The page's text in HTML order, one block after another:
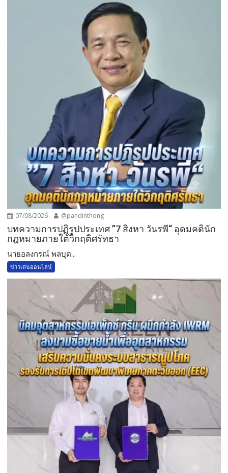
07/08/2026 @pandinthong
บทความการปฏิรูปประเทศ ”7 สิงหา วันรพี“ อุดมคตินัก
กฎหมายภายใต้วิกฤติศรัทธา
นายอลงกรณ์ พลบุต...
ข่าวเด่นออนไลน์